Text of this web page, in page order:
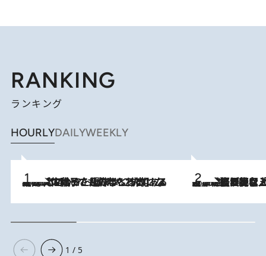
RANKING
ランキング
HOURLYDAILYWEEKLY
2026.8.5
【阿川佐和子さんの年とる力】なぜ70代で始めた趣味は“こんなに楽しい”のか？ ピアノ、俳句…スランプに陥っても続けられる“ある秘訣”とは 2026.8.5
【なぜ吉沢亮は「気配を消せる」のか？】興行収入208億の『国宝』を経て挑むミュージカル『ディア・エヴァン・ハンセン』。トップ俳優が舞台上でさらけ出した“孤独”とは
1 / 5